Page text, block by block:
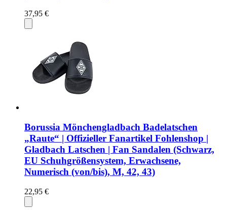
37,95 €
Borussia Mönchengladbach Badelatschen
„Raute“ | Offizieller Fanartikel Fohlenshop |
Gladbach Latschen | Fan Sandalen (Schwarz,
EU Schuhgrößensystem, Erwachsene,
Numerisch (von/bis), M, 42, 43)
22,95 €